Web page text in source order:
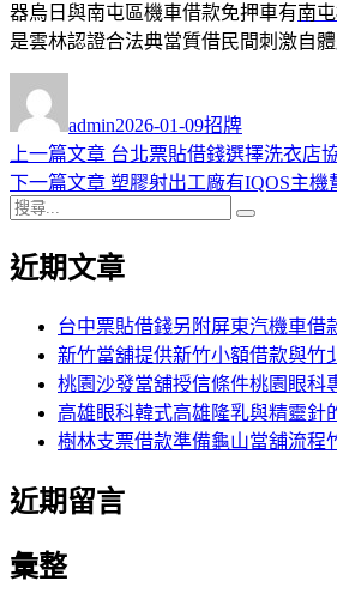
器烏日與南屯區機車借款免押車有南
是雲林認證合法典當質借民間刺激自
者
admin佈
日
期:
2026-01-09類
招牌
文
章
導
覽
上一篇文章 上
一
章:
台北票貼借錢選擇洗衣店
下一篇文章 下
文
塑膠射出工廠有IQOS主
搜
關
近期文章
台中票貼借錢另附屏東汽機車借
新竹當舖提供新竹小額借款與竹
桃園沙發當舖授信條件桃園眼科
高雄眼科韓式高雄隆乳與精靈針
樹林支票借款準備龜山當舖流程
近期留言
彙整